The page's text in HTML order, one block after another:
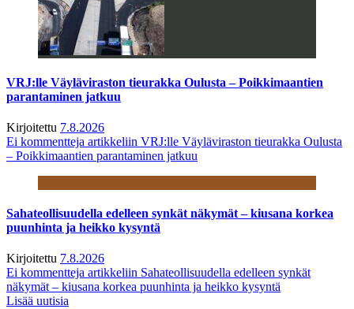
VRJ:lle Väyläviraston tieurakka Oulusta – Poikkimaantien
parantaminen jatkuu
Kirjoitettu 7.8.2026
Ei kommentteja artikkeliin VRJ:lle Väyläviraston tieurakka Oulusta
– Poikkimaantien parantaminen jatkuu
Sahateollisuudella edelleen synkät näkymät – kiusana korkea
puunhinta ja heikko kysyntä
Kirjoitettu 7.8.2026
Ei kommentteja artikkeliin Sahateollisuudella edelleen synkät
näkymät – kiusana korkea puunhinta ja heikko kysyntä
Lisää uutisia